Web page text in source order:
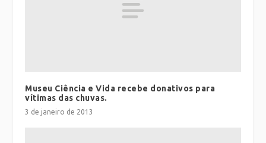
Museu Ciência e Vida recebe donativos para
vítimas das chuvas.
3 de janeiro de 2013